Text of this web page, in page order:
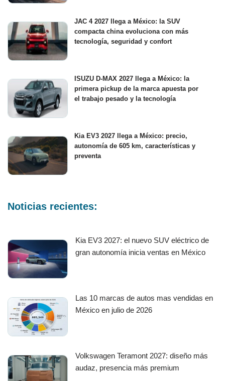
JAC 4 2027 llega a México: la SUV
compacta china evoluciona con más
tecnología, seguridad y confort
ISUZU D-MAX 2027 llega a México: la
primera pickup de la marca apuesta por
el trabajo pesado y la tecnología
Kia EV3 2027 llega a México: precio,
autonomía de 605 km, características y
preventa
Noticias recientes:
Kia EV3 2027: el nuevo SUV eléctrico de
gran autonomía inicia ventas en México
Las 10 marcas de autos mas vendidas en
México en julio de 2026
Volkswagen Teramont 2027: diseño más
audaz, presencia más premium